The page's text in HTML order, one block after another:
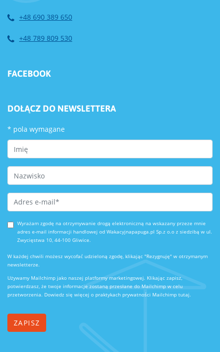
+48 690 389 650
+48 789 809 530
FACEBOOK
DOŁĄCZ DO NEWSLETTERA
* pola wymagane
First Name
Last Name
Email Address*
Wyrażam zgodę na otrzymywanie drogą elektroniczną na wskazany przeze mnie
adres e-mail informacji handlowej od Wakacyjnapapuga.pl Sp.z o.o z siedzibą w ul.
Zwycięstwa 10, 44-100 Gliwice.
W każdej chwili możesz wycofać udzieloną zgodę, klikając "Rezygnuję" w otrzymanym
newsletterze.
Używamy Mailchimp jako naszej platformy marketingowej. Klikając zapisz,
potwierdzasz, że twoje informacje zostaną przesłane do Mailchimp w celu
przetworzenia. Dowiedz się więcej o praktykach prywatności Mailchimp tutaj.